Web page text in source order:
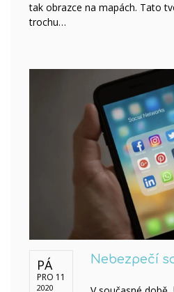
tak obrazce na mapách. Tato
trochu…
PÁ
PRO 11
2020
Nebezpečí